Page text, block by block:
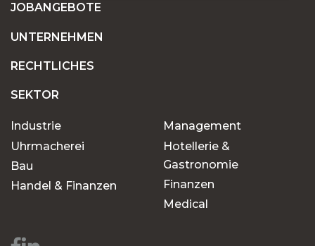
JOBANGEBOTE
UNTERNEHMEN
RECHTLICHES
SEKTOR
Industrie
Uhrmacherei
Bau
Handel & Finanzen
Management
Hotellerie &
Gastronomie
Finanzen
Medical